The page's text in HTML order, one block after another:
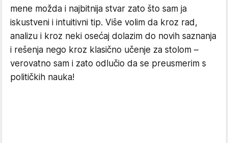
mene možda i najbitnija stvar zato što sam ja
iskustveni i intuitivni tip. Više volim da kroz rad,
analizu i kroz neki osećaj dolazim do novih saznanja
i rešenja nego kroz klasično učenje za stolom –
verovatno sam i zato odlučio da se preusmerim s
političkih nauka!